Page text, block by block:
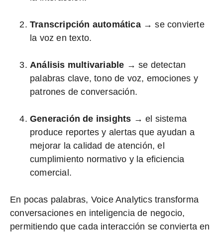
Transcripción automática→ se convierte
la voz en texto.
Análisis multivariable → se detectan
palabras clave, tono de voz, emociones y
patrones de conversación.
Generación de insights → el sistema
produce reportes y alertas que ayudan a
mejorar la calidad de atención, el
cumplimiento normativo y la eficiencia
comercial.
En pocas palabras, Voice Analytics transforma
conversaciones en inteligencia de negocio,
permitiendo que cada interacción se convierta en